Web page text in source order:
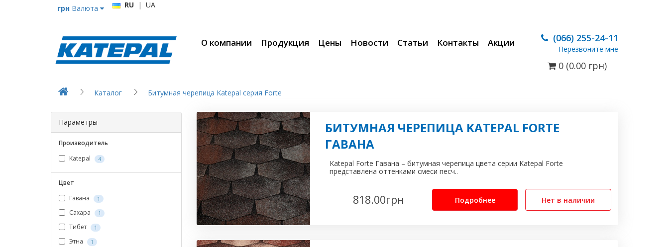
грн Валюта RU | UA
О компании Продукция Цены Новости Статьи Контакты Акции (066) 255-24-11
Перезвоните мне
0 (0.00 грн)
Каталог Битумная черепица Katepal серия Forte
Параметры
Производитель
Katepal
4
Цвет
Гавана
1
Сахара 1
Тибет 1
Этна 1
БИТУМНАЯ ЧЕРЕПИЦА KATEPAL FORTE
ГАВАНА
Katepal Forte Гавана – битумная черепица цвета серии Katepal Forte
представлена оттенками смеси песч..
818.00грн Подробнее Нет в наличии